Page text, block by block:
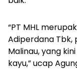
“PT MHL
Adiperdana Tbk,
Malinau, yang
kayu,” ucap